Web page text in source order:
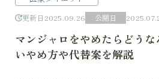
更新日 2025.09.26 公開日
マンジャロをやめたらどう
いやめ方や代替案を解説